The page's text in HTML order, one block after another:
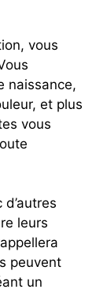
vous
naissance,
et plus
vous
leurs
peuvent
un